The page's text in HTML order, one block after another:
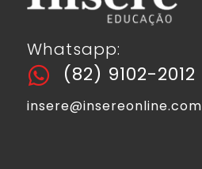
Whatsapp:
(82) 9102-2012
insere@insereonline.com